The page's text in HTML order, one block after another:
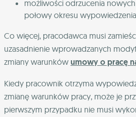
możliwości odrzucenia
połowy okresu
Co więcej, pracodawca musi
uzasadnienie wprowadzanych
zmiany warunków umowy o pracę
Kiedy pracownik otrzyma
zmianę warunków pracy, może je
pierwszym przypadku nie musi